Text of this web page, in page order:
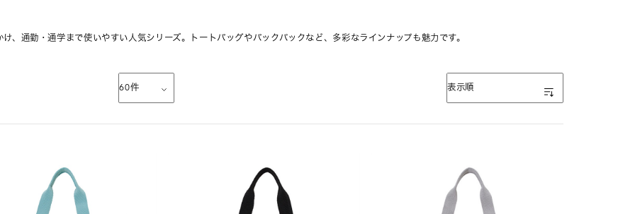
、通勤・通学まで使いやすい人気シリーズ。トートバッグやバックパックなど、多彩なラインナップも魅力です。
60件 表示順